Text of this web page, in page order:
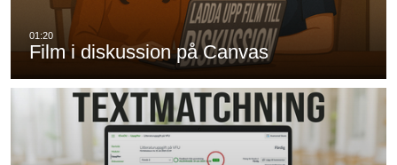
Film i diskussion på Canvas